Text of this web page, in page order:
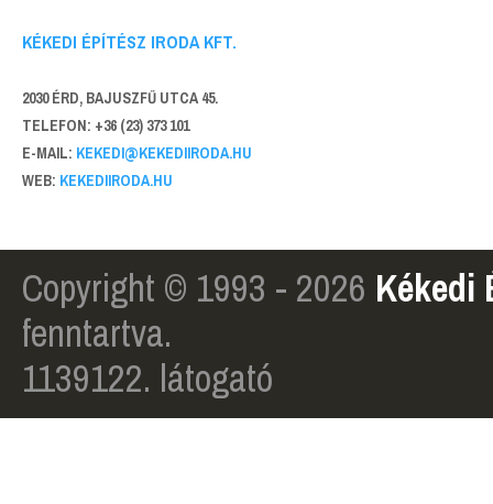
KÉKEDI ÉPÍTÉSZ IRODA KFT.
2030 ÉRD, BAJUSZFŰ UTCA 45.
TELEFON: +36 (23) 373 101
E-MAIL: KEKEDI@KEKEDIIRODA.HU
WEB: KEKEDIIRODA.HU
Copyright © 1993 - 2026 Kékedi
fenntartva.
1139122. látogató